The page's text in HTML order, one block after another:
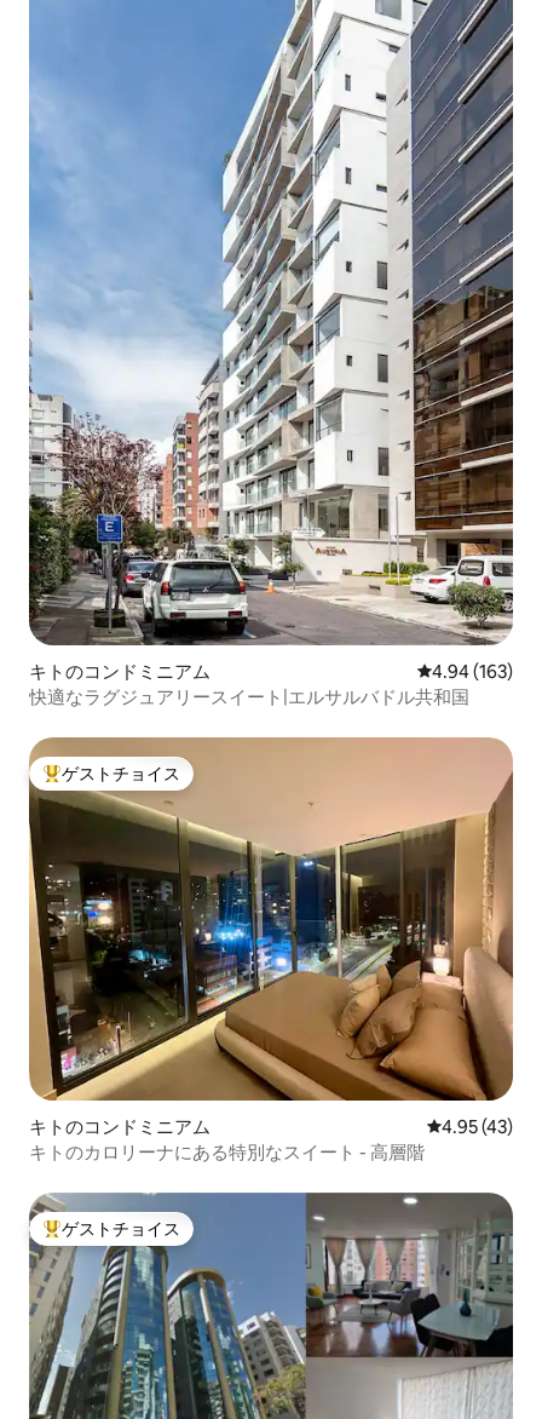
キトのコンドミニアム レビュー163
4.94 (163)
快適なラグジュアリースイート|エルサルバドル共和国
大好評のゲストチョイスです。
ゲストチョイス
キトのコンドミニアム レビュー43
4.95 (43)
キトのカロリーナにある特別なスイート - 高層階
大好評のゲストチョイスです。
ゲストチョイス